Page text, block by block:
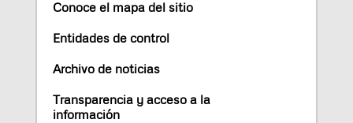
Conoce el mapa del sitio
Entidades de control
Archivo de noticias
Transparencia y acceso a la
información